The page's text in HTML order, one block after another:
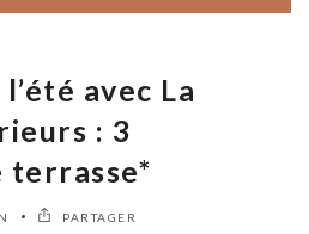
avec La
: 3
terrasse*
PARTAGER